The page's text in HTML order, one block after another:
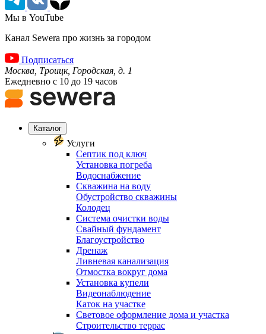
Мы в YouTube
Канал Sewera про жизнь за городом
Подписаться
Москва, Троицк, Городская, д. 1
Ежедневно с 10 до 19 часов
Каталог
Услуги
Септик под ключ
Установка погреба
Водоснабжение
Скважина на воду
Обустройство скважины
Колодец
Система очистки воды
Свайный фундамент
Благоустройство
Дренаж
Ливневая канализация
Отмостка вокруг дома
Установка купели
Видеонаблюдение
Каток на участке
Световое оформление дома и участка
Строительство террас